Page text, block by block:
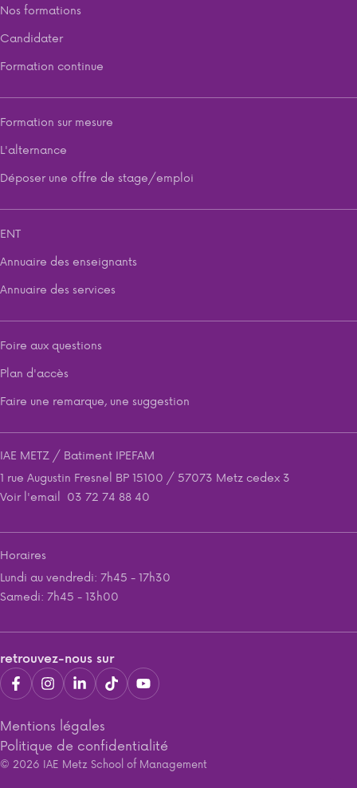
Nos formations
Candidater
Formation continue
Formation sur mesure
L'alternance
Déposer une offre de stage/emploi
ENT
Annuaire des enseignants
Annuaire des services
Foire aux questions
Plan d'accès
Faire une remarque, une suggestion
IAE METZ / Batiment IPEFAM
1 rue Augustin Fresnel BP 15100 / 57073 Metz cedex 3
Voir l'email 03 72 74 88 40
Horaires
Lundi au vendredi: 7h45 - 17h30
Samedi: 7h45 - 13h00
Mentions légales
Politique de confidentialité
retrouvez-nous sur
© 2026 IAE Metz School of Management